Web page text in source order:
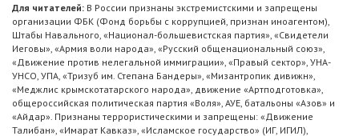
Для читателей: В России признаны экстремистскими и запрещены
организации ФБК (Фонд борьбы с коррупцией, признан иноагентом),
Штабы Навального, «Национал-большевистская партия», «Свидетели
Иеговы», «Армия воли народа», «Русский общенациональный союз»,
«Движение против нелегальной иммиграции», «Правый сектор», УНА-
УНСО, УПА, «Тризуб им. Степана Бандеры», «Мизантропик дивижн»,
«Меджлис крымскотатарского народа», движение «Артподготовка»,
общероссийская политическая партия «Воля», АУЕ, батальоны «Азов» и
«Айдар». Признаны террористическими и запрещены: «Движение
Талибан», «Имарат Кавказ», «Исламское государство» (ИГ, ИГИЛ),